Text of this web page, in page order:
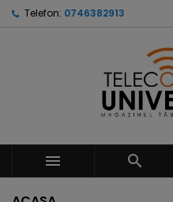
Telefon: 0746382913
 